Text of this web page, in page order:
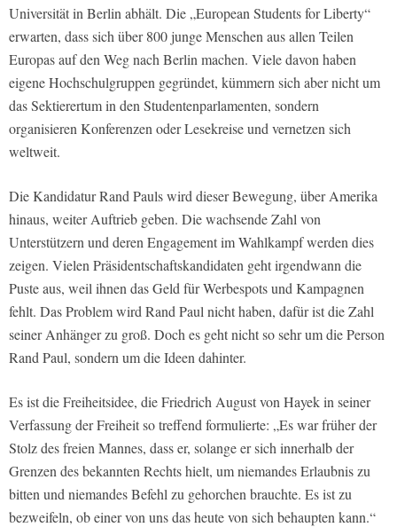
Universität in Berlin abhält. Die „European Students for Liberty“
erwarten, dass sich über 800 junge Menschen aus allen Teilen
Europas auf den Weg nach Berlin machen. Viele davon haben
eigene Hochschulgruppen gegründet, kümmern sich aber nicht um
das Sektierertum in den Studentenparlamenten, sondern
organisieren Konferenzen oder Lesekreise und vernetzen sich
weltweit.
Die Kandidatur Rand Pauls wird dieser Bewegung, über Amerika
hinaus, weiter Auftrieb geben. Die wachsende Zahl von
Unterstützern und deren Engagement im Wahlkampf werden dies
zeigen. Vielen Präsidentschaftskandidaten geht irgendwann die
Puste aus, weil ihnen das Geld für Werbespots und Kampagnen
fehlt. Das Problem wird Rand Paul nicht haben, dafür ist die Zahl
seiner Anhänger zu groß. Doch es geht nicht so sehr um die Person
Rand Paul, sondern um die Ideen dahinter.
Es ist die Freiheitsidee, die Friedrich August von Hayek in seiner
Verfassung der Freiheit so treffend formulierte: „Es war früher der
Stolz des freien Mannes, dass er, solange er sich innerhalb der
Grenzen des bekannten Rechts hielt, um niemandes Erlaubnis zu
bitten und niemandes Befehl zu gehorchen brauchte. Es ist zu
bezweifeln, ob einer von uns das heute von sich behaupten kann.“